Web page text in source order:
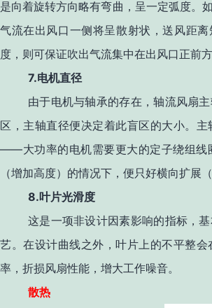
是向着旋转方向略有弯曲，呈一定弧度。
气流在出风口一侧将呈散射状，送风距离
度，则可保证吹出气流集中在出风口正前
7.电机直径
由于电机与轴承的存在，轴流风扇
区，主轴直径便决定着此盲区的大小。
——大功率的电机需要更大的定子绕组
（增加高度）的情况下，便只好横向扩展
8.叶片光滑度
这是一项非设计因素影响的指标，
艺。在设计曲线之外，叶片上的不平整
率，折损风扇性能，增大工作噪音。
散热